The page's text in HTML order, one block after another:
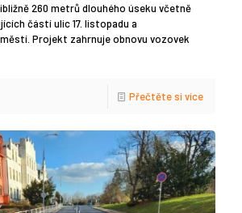
260 metrů dlouhého úseku včetně
částí ulic 17. listopadu a
Projekt zahrnuje obnovu vozovek
Přečtěte si více